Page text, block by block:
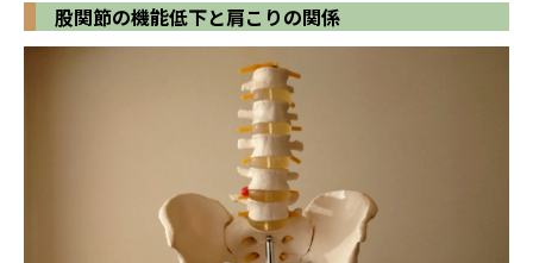
股関節の機能低下と肩こりの関係